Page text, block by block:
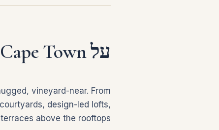
על Cape Town
vineyard-near. From
design-led lofts,
above the rooftops.